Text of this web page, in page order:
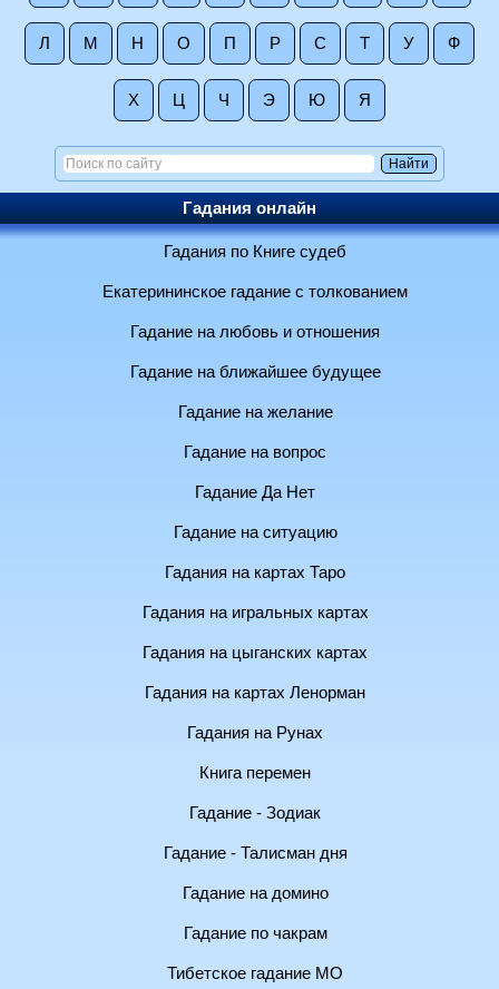
Л М Н О П Р С Т У Ф
Х Ц Ч Э Ю Я
Гадания онлайн
Гадания по Книге судеб
Екатерининское гадание с толкованием
Гадание на любовь и отношения
Гадание на ближайшее будущее
Гадание на желание
Гадание на вопрос
Гадание Да Нет
Гадание на ситуацию
Гадания на картах Таро
Гадания на игральных картах
Гадания на цыганских картах
Гадания на картах Ленорман
Гадания на Рунах
Книга перемен
Гадание - Зодиак
Гадание - Талисман дня
Гадание на домино
Гадание по чакрам
Тибетское гадание МО